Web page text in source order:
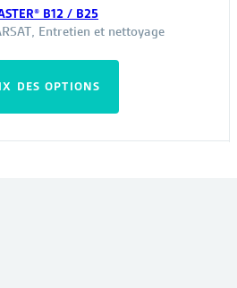
B12 / B25
, Entretien et nettoyage
DES OPTIONS
a
plusieurs